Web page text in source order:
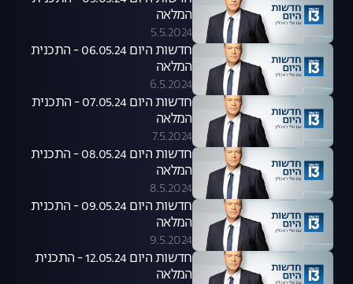
המלאה
5.5.2024
חדשות היום 06.05.24 - התכנית
המלאה
6.5.2024
חדשות היום 07.05.24 - התכנית
המלאה
7.5.2024
חדשות היום 08.05.24 - התכנית
המלאה
8.5.2024
חדשות היום 09.05.24 - התכנית
המלאה
9.5.2024
חדשות היום 12.05.24 - התכנית
המלאה